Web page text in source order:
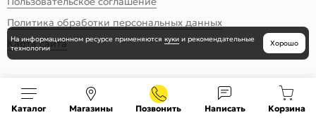
Политика обработки персональных данных
Карта сайта
Каталог Магазины Позвонить Написать Корзина
На информационном ресурсе применяются куки и рекомендательные
технологии
Хорошо